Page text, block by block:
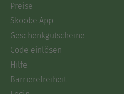
Preise
Skoobe App
Geschenkgutscheine
Code einlösen
Hilfe
Barrierefreiheit